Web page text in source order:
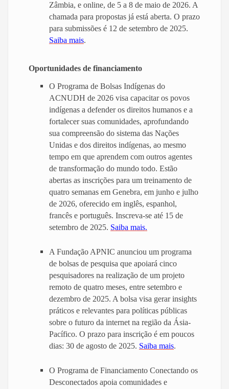
Zâmbia, e online, de 5 a 8 de maio de 2026. A
chamada para propostas já está aberta. O prazo
para submissões é 12 de setembro de 2025.
Saiba mais.
Oportunidades de financiamento
O Programa de Bolsas Indígenas do
ACNUDH de 2026 visa capacitar os povos
indígenas a defender os direitos humanos e a
fortalecer suas comunidades, aprofundando
sua compreensão do sistema das Nações
Unidas e dos direitos indígenas, ao mesmo
tempo em que aprendem com outros agentes
de transformação do mundo todo. Estão
abertas as inscrições para um treinamento de
quatro semanas em Genebra, em junho e julho
de 2026, oferecido em inglês, espanhol,
francês e português. Inscreva-se até 15 de
setembro de 2025. Saiba mais.
A Fundação APNIC anunciou um programa
de bolsas de pesquisa que apoiará cinco
pesquisadores na realização de um projeto
remoto de quatro meses, entre setembro e
dezembro de 2025. A bolsa visa gerar insights
práticos e relevantes para políticas públicas
sobre o futuro da internet na região da Ásia-
Pacífico. O prazo para inscrição é em poucos
dias: 30 de agosto de 2025. Saiba mais.
O Programa de Financiamento Conectando os
Desconectados apoia comunidades e